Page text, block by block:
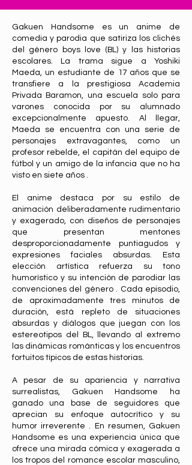
Gakuen Handsome es un anime de
comedia y parodia que satiriza los clichés
del género boys love (BL) y las historias
escolares. La trama sigue a Yoshiki
Maeda, un estudiante de 17 años que se
transfiere a la prestigiosa Academia
Privada Baramon, una escuela solo para
varones conocida por su alumnado
excepcionalmente apuesto. Al llegar,
Maeda se encuentra con una serie de
personajes extravagantes, como un
profesor rebelde, el capitán del equipo de
fútbol y un amigo de la infancia que no ha
visto en siete años .
El anime destaca por su estilo de
animación deliberadamente rudimentario
y exagerado, con diseños de personajes
que presentan mentones
desproporcionadamente puntiagudos y
expresiones faciales absurdas. Esta
elección artística refuerza su tono
humorístico y su intención de parodiar las
convenciones del género . Cada episodio,
de aproximadamente tres minutos de
duración, está repleto de situaciones
absurdas y diálogos que juegan con los
estereotipos del BL, llevando al extremo
las dinámicas románticas y los encuentros
fortuitos típicos de estas historias.
A pesar de su apariencia y narrativa
surrealistas, Gakuen Handsome ha
ganado una base de seguidores que
aprecian su enfoque autocrítico y su
humor irreverente . En resumen, Gakuen
Handsome es una experiencia única que
ofrece una mirada cómica y exagerada a
los tropos del romance escolar masculino,